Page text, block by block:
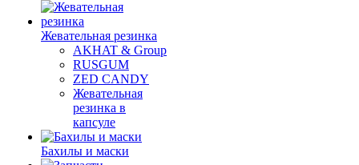
Жевательная резинка
AKHAT & Group
RUSGUM
ZED CANDY
Жевательная
резинка в
капсуле
Бахилы и маски